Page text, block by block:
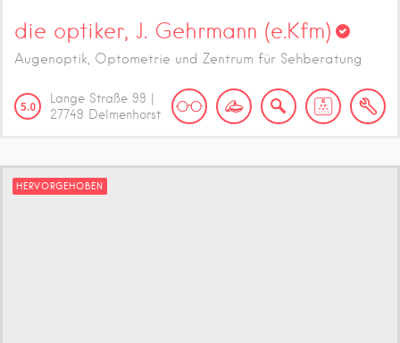
die optiker, J. Gehrmann (e.Kfm)
Augenoptik, Optometrie und Zentrum für Sehberatung
5.0
Lange Straße 99
27749 Delmenhorst
HERVORGEHOBEN